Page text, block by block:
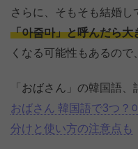
さらに、そもそも結婚し
「아줌마」と呼んだら大
くなる可能性もあるので
「おばさん」の韓国語
おばさん 韓国語で3つ？
分けと使い方の注意点も